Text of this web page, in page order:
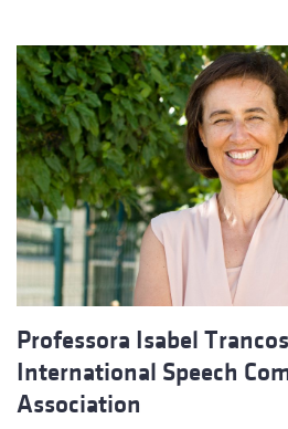
Professora Isabel
International Speech
Association